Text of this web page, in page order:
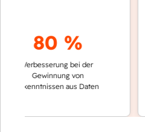
80 %
Verbesserung bei der
Gewinnung von
aus Daten